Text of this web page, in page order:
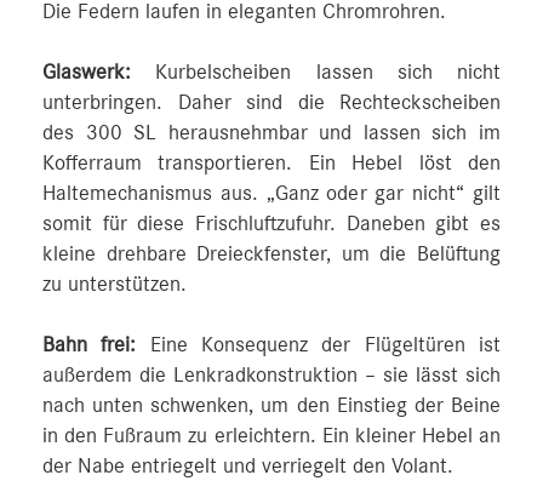
Die Federn laufen in eleganten Chromrohren.
Glaswerk: Kurbelscheiben lassen sich nicht
unterbringen. Daher sind die Rechteckscheiben
des 300 SL herausnehmbar und lassen sich im
Kofferraum transportieren. Ein Hebel löst den
Haltemechanismus aus. „Ganz oder gar nicht“ gilt
somit für diese Frischluftzufuhr. Daneben gibt es
kleine drehbare Dreieckfenster, um die Belüftung
zu unterstützen.
Bahn frei: Eine Konsequenz der Flügeltüren ist
außerdem die Lenkradkonstruktion – sie lässt sich
nach unten schwenken, um den Einstieg der Beine
in den Fußraum zu erleichtern. Ein kleiner Hebel an
der Nabe entriegelt und verriegelt den Volant.